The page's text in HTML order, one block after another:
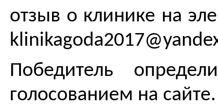
отзыв о клинике на
Победитель
голосованием на сайте.